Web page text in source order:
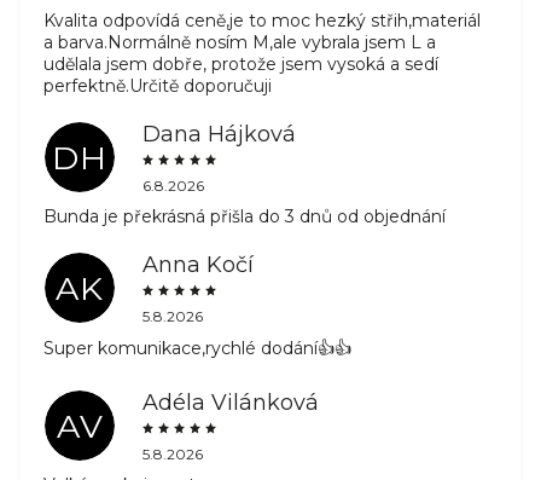
Kvalita odpovídá ceně,je to moc hezký střih,materiál
a barva.Normálně nosím M,ale vybrala jsem L a
udělala jsem dobře, protože jsem vysoká a sedí
perfektně.Určitě doporučuji
DH
Dana Hájková
6.8.2026
Bunda je překrásná přišla do 3 dnů od objednání
AK
Anna Kočí
5.8.2026
Super komunikace,rychlé dodání👍👍
AV
Adéla Vilánková
5.8.2026